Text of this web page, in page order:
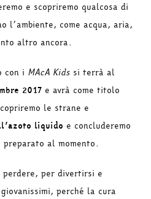
e scopriremo qualcosa di
l’ambiente, come acqua, aria,
altro ancora.
con i MAcA Kids si terrà al
2017 e avrà come titolo
le strane e
liquido e concluderemo
preparato al momento.
perdere, per divertirsi e
perché la cura